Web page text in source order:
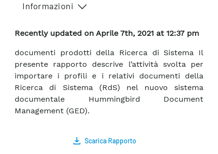
Informazioni
Recently updated on Aprile 7th, 2021 at 12:37 pm
documenti prodotti della Ricerca di Sistema Il
presente rapporto descrive l’attività svolta per
importare i profili e i relativi documenti della
Ricerca di Sistema (RdS) nel nuovo sistema
documentale Hummingbird Document
Management (GED).
Scarica Rapporto